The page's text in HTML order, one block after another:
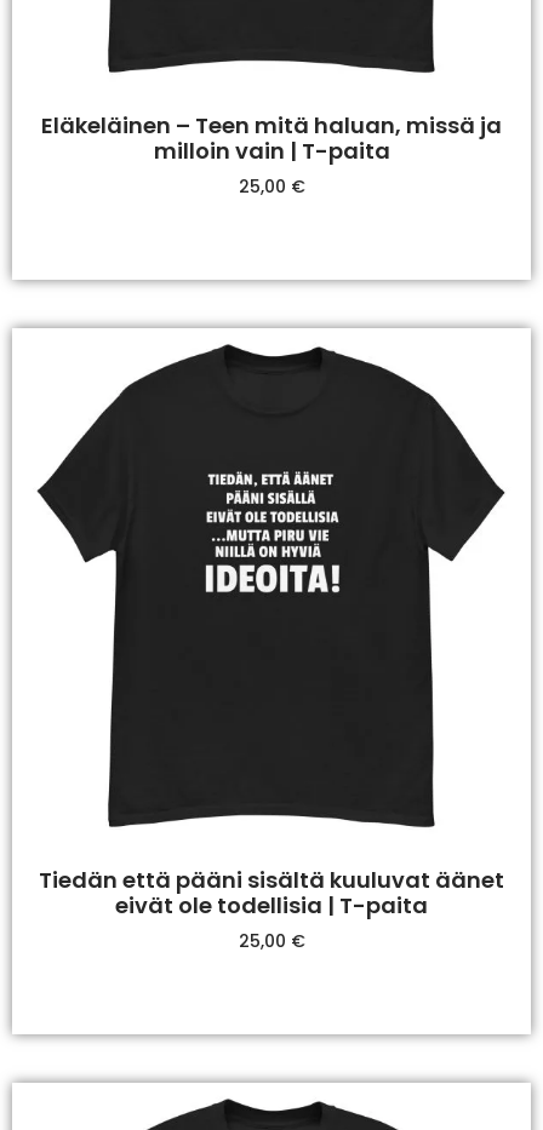
Eläkeläinen – Teen mitä haluan, missä ja
milloin vain | T-paita
25,00 €
Tiedän että pääni sisältä kuuluvat äänet
eivät ole todellisia | T-paita
25,00 €